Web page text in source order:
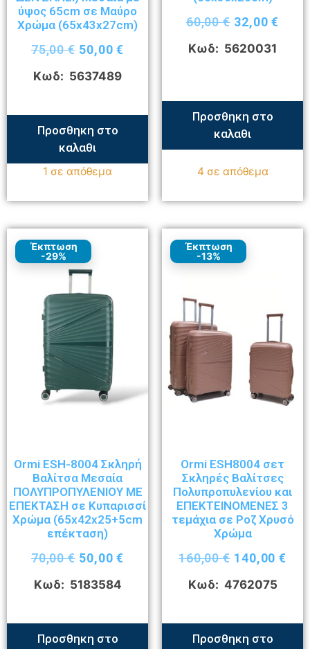
ύψος 65cm σε Μαύρο
Χρώμα (65x43x27cm)
75,00€ 50,00€
Κωδ: 5637489
Προσθηκη στο
καλαθι
1 σε απόθεμα
60,00€ 32,00€
Κωδ: 5620031
Προσθηκη στο
καλαθι
4 σε απόθεμα
Έκπτωση
-29%
Ormi ESH-8004 Σκληρή
Βαλίτσα Μεσαία
ΠΟΛΥΠΡΟΠΥΛΕΝΙΟΥ ΜΕ
ΕΠΕΚΤΑΣΗ σε Κυπαρισσί
Χρώμα (65x42x25+5cm
επέκταση)
70,00€ 50,00€
Κωδ: 5183584
Προσθηκη στο
Έκπτωση
-13%
Ormi ESH8004 σετ
Σκληρές Βαλίτσες
Πολυπροπυλενίου και
ΕΠΕΚΤΕΙΝΟΜΕΝΕΣ 3
τεμάχια σε Ροζ Χρυσό
Χρώμα
160,00€ 140,00€
Κωδ: 4762075
Προσθηκη στο